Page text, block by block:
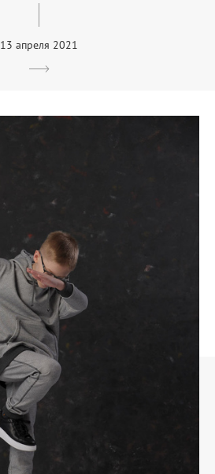
13 апреля 2021